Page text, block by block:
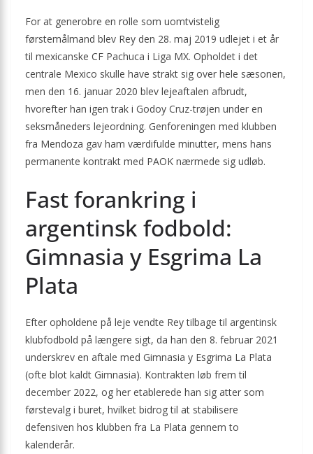
For at generobre en rolle som uomtvistelig
førstemålmand blev Rey den 28. maj 2019 udlejet i et år
til mexicanske CF Pachuca i Liga MX. Opholdet i det
centrale Mexico skulle have strakt sig over hele sæsonen,
men den 16. januar 2020 blev lejeaftalen afbrudt,
hvorefter han igen trak i Godoy Cruz-trøjen under en
seksmåneders lejeordning. Genforeningen med klubben
fra Mendoza gav ham værdifulde minutter, mens hans
permanente kontrakt med PAOK nærmede sig udløb.
Fast forankring i
argentinsk fodbold:
Gimnasia y Esgrima La
Plata
Efter opholdene på leje vendte Rey tilbage til argentinsk
klubfodbold på længere sigt, da han den 8. februar 2021
underskrev en aftale med Gimnasia y Esgrima La Plata
(ofte blot kaldt Gimnasia). Kontrakten løb frem til
december 2022, og her etablerede han sig atter som
førstevalg i buret, hvilket bidrog til at stabilisere
defensiven hos klubben fra La Plata gennem to
kalenderår.